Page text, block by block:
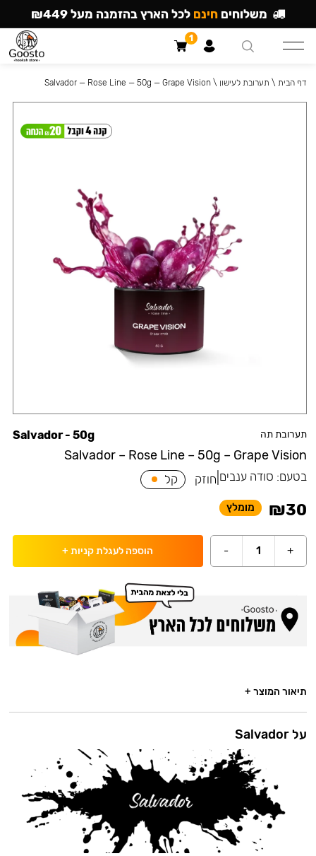
תערובת תה
Salvador – Rose Line – 50g – Grape Vision
Salvador - 50g
בטעם: סודה ענבים חוזק קל
₪30 מומלץ
+
1
- הוספה לעגלת קניות +
דף הבית \ תערובת לעישון \
Salvador — Rose Line — 50g — Grape Vision
תיאור המוצר +
על Salvador
משלוחים חינם לכל הארץ בהזמנה מעל ₪449
1